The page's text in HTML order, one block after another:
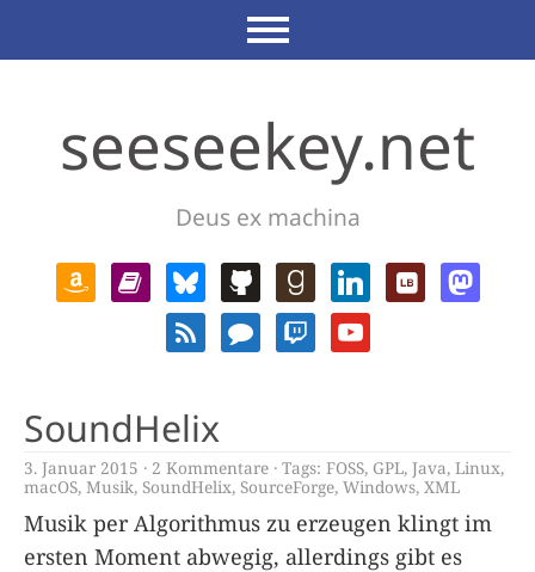
seeseekey.net
Deus ex machina
SoundHelix
3. Januar 2015 2 Kommentare Tags: FOSS, GPL, Java, Linux,
macOS, Musik, SoundHelix, SourceForge, Windows, XML
Musik per Algorithmus zu erzeugen klingt im
ersten Moment abwegig, allerdings gibt es